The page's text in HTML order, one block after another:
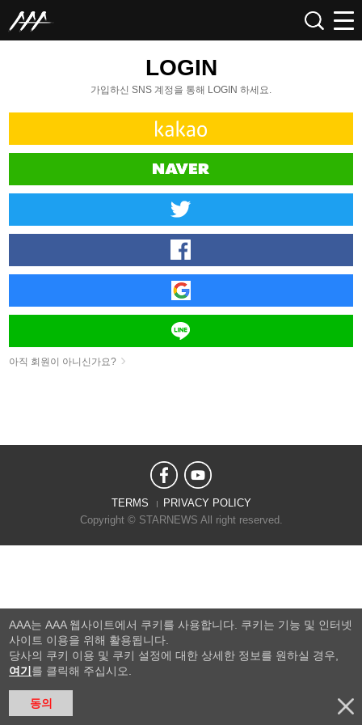
LOGIN
가입하신 SNS 계정을 통해 LOGIN 하세요.
아직 회원이 아니신가요?
TERMS
PRIVACY POLICY
Copyright © STARNEWS All right reserved.
AAA는 AAA 웹사이트에서 쿠키를 사용합니다. 쿠키는 기능 및 인터넷
사이트 이용을 위해 활용됩니다.
당사의 쿠키 이용 및 쿠키 설정에 대한 상세한 정보를 원하실 경우,
여기 를 클릭해 주십시오.
동의